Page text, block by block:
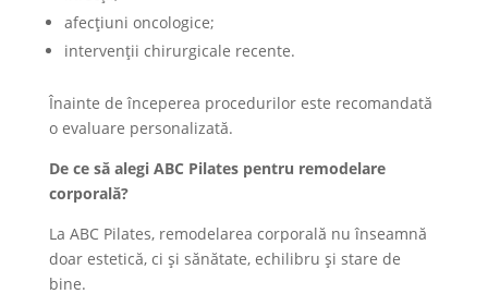
afecțiuni oncologice;
intervenții chirurgicale recente.
Înainte de începerea procedurilor este recomandată
o evaluare personalizată.
De ce să alegi ABC Pilates pentru remodelare
corporală?
La ABC Pilates, remodelarea corporală nu înseamnă
doar estetică, ci și sănătate, echilibru și stare de
bine.